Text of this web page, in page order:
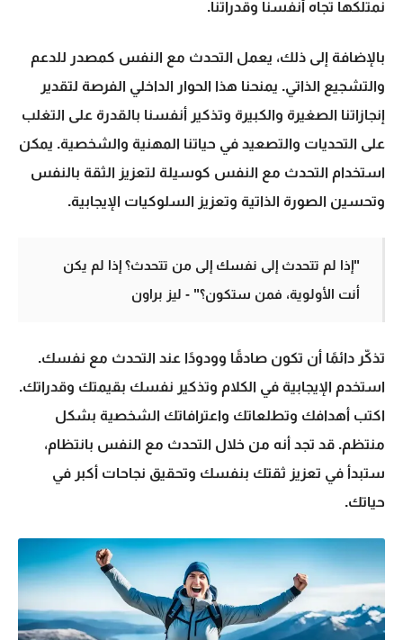
نمتلكها تجاه أنفسنا وقدراتنا.
بالإضافة إلى ذلك، يعمل التحدث مع النفس كمصدر للدعم
والتشجيع الذاتي. يمنحنا هذا الحوار الداخلي الفرصة لتقدير
إنجازاتنا الصغيرة والكبيرة وتذكير أنفسنا بالقدرة على التغلب
على التحديات والتصعيد في حياتنا المهنية والشخصية. يمكن
استخدام التحدث مع النفس كوسيلة لتعزيز الثقة بالنفس
وتحسين الصورة الذاتية وتعزيز السلوكيات الإيجابية.
"إذا لم تتحدث إلى نفسك إلى من تتحدث؟ إذا لم يكن
أنت الأولوية، فمن ستكون؟" - ليز براون
تذكّر دائمًا أن تكون صادقًا وودودًا عند التحدث مع نفسك.
استخدم الإيجابية في الكلام وتذكير نفسك بقيمتك وقدراتك.
اكتب أهدافك وتطلعاتك واعترافاتك الشخصية بشكل
منتظم. قد تجد أنه من خلال التحدث مع النفس بانتظام،
ستبدأ في تعزيز ثقتك بنفسك وتحقيق نجاحات أكبر في
حياتك.